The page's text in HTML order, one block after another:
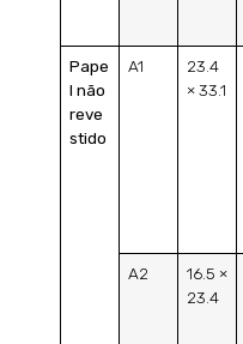
Pape
l não
reve
stido
A1
23.4
× 33.1
A2
16.5 ×
23.4